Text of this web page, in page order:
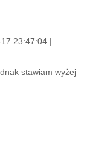
23:47:04 |
stawiam wyżej